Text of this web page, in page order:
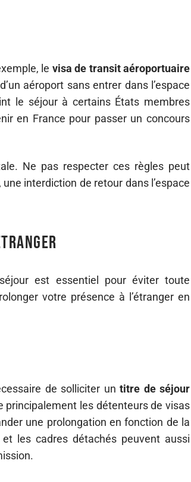
le visa de transit aéroportuaire
aéroport sans entrer dans l’espace
le séjour à certains États membres
en France pour passer un concours
Ne pas respecter ces règles peut
interdiction de retour dans l’espace
est essentiel pour éviter toute
votre présence à l’étranger en
de solliciter untitre de séjour
principalement les détenteurs de visas
une prolongation en fonction de la
les cadres détachés peuvent aussi